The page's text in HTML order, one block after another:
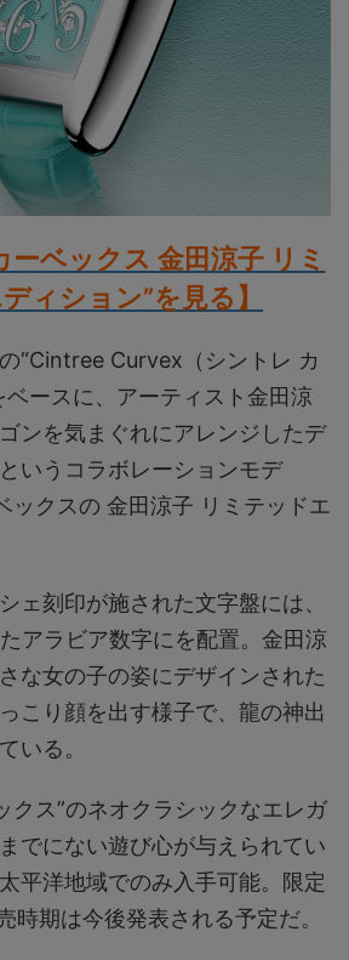
ーベックス 金田涼子 リミ
ィション”を見る】
“Cintree Curvex（シントレ カ
ベースに、アーティスト金田涼
ンを気まぐれにアレンジしたデ
いうコラボレーションモデ
ックスの 金田涼子 リミテッドエ
ェ刻印が施された文字盤には、
アラビア数字にを配置。金田涼
な女の子の姿にデザインされた
こり顔を出す様子で、龍の神出
いる。
クス”のネオクラシックなエレガ
でにない遊び心が与えられてい
平洋地域でのみ入手可能。限定
時期は今後発表される予定だ。